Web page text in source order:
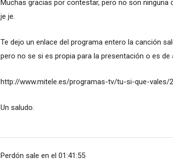
Muchas gracias por contestar, pero no son
je je.
Te dejo un enlace del programa entero la canción
pero no se si es propia para la presentación o es de
http://www.mitele.es/programas-tv/tu-si-que-vales/
Un saludo.
Perdón sale en el 01:41:55